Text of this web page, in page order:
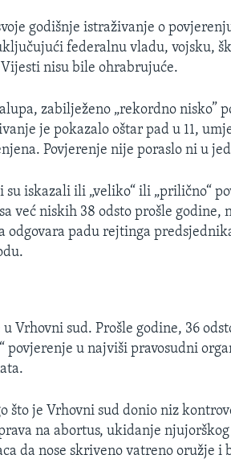
godišnje istraživanje o
federalnu vladu, vojsku,
nisu bile ohrabrujuće.
zabilježeno „rekordno nisko”
je pokazalo oštar pad u 11,
Povjerenje nije poraslo ni u
iskazali ili „veliko“ ili „prilično“
već niskih 38 odsto prošle godine,
odgovara padu rejtinga
Vrhovni sud. Prošle godine, 36
povjerenje u najviši pravosudni
što je Vrhovni sud donio niz
na abortus, ukidanje
da nose skriveno vatreno oružje i